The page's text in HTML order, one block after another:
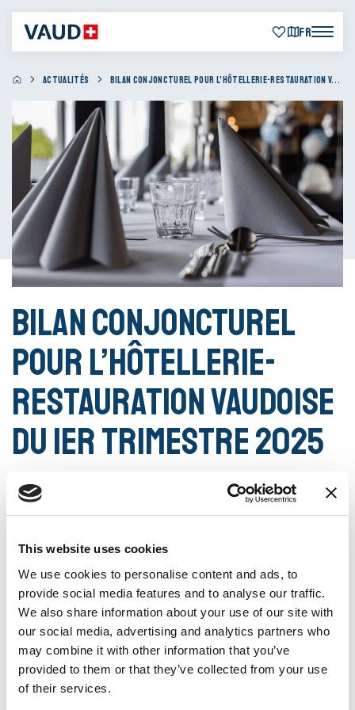
This website uses cookies
We use cookies to personalise content and ads, to
provide social media features and to analyse our traffic.
We also share information about your use of our site with
our social media, advertising and analytics partners who
may combine it with other information that you’ve
provided to them or that they’ve collected from your use
of their services.
FR
ACTUALITÉS BILAN CONJONCTUREL POUR L’HÔTELLERIE-RESTAURATION VAUDOISE DU 1ER TRIMESTRE 2025
Bilan conjoncturel
pour l’hôtellerie-
restauration vaudoise
du 1er trimestre 2025
L’enquête conjoncturelle menée par
laCommission Conjoncture Vaudoise
révèle un début d’année en demi-
teinte pour le secteur.
Du côté de la restauration, 60% des établissements
signalent une baisse des ventes, soit la proportion la plus
importante depuis la fin de la crise sanitaire. Toutes les
catégories de restaurants ont en effet été confrontées à un
manque de clientèle.